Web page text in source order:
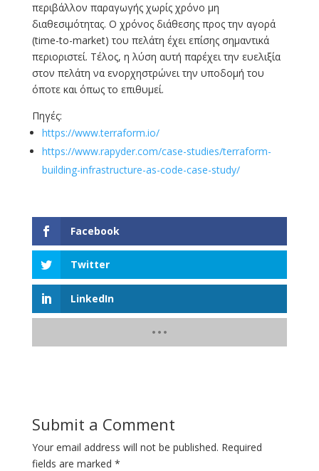
περιβάλλον παραγωγής χωρίς χρόνο μη
διαθεσιμότητας. Ο χρόνος διάθεσης προς την αγορά
(time-to-market) του πελάτη έχει επίσης σημαντικά
περιοριστεί. Τέλος, η λύση αυτή παρέχει την ευελιξία
στον πελάτη να ενορχηστρώνει την υποδομή του
όποτε και όπως το επιθυμεί.
Πηγές:
https://www.terraform.io/
https://www.rapyder.com/case-studies/terraform-
building-infrastructure-as-code-case-study/
Facebook
Twitter
LinkedIn
Submit a Comment
Your email address will not be published. Required
fields are marked *